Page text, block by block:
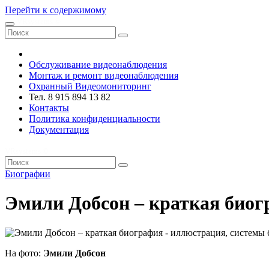
Перейти к содержимому
Обслуживание видеонаблюдения
Монтаж и ремонт видеонаблюдения
Охранный Видеомониторинг
Тел. 8 915 894 13 82
Контакты
Политика конфиденциальности
Документация
Биографии
Эмили Добсон – краткая
На фото: Эмили Добсон